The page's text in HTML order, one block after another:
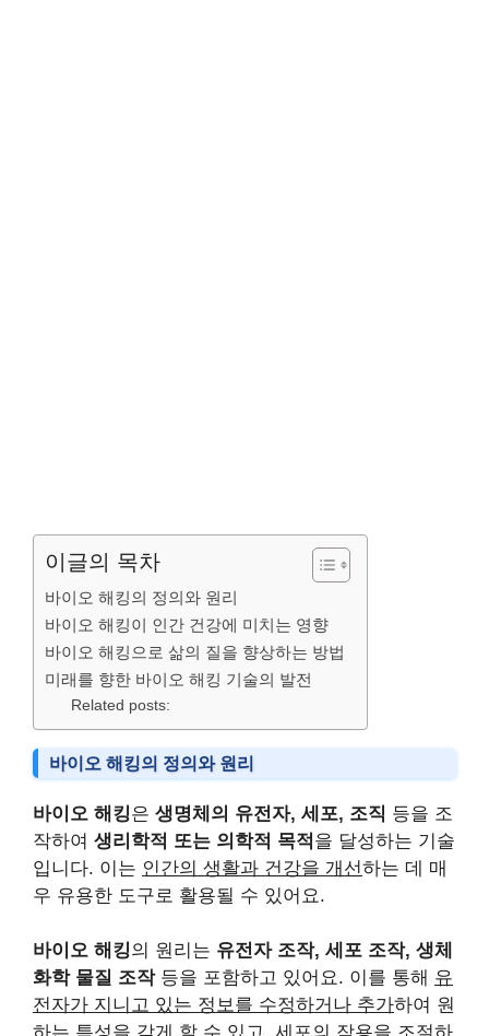
이글의 목차
바이오 해킹의 정의와 원리
바이오 해킹이 인간 건강에 미치는 영향
바이오 해킹으로 삶의 질을 향상하는 방법
미래를 향한 바이오 해킹 기술의 발전
Related posts:
바이오 해킹의 정의와 원리
바이오 해킹은 생명체의 유전자, 세포, 조직 등을 조
작하여 생리학적 또는 의학적 목적 을 달성하는 기술
입니다. 이는 인간의 생활과 건강을 개선하는 데 매
우 유용한 도구로 활용될 수 있어요.
바이오 해킹의 원리는 유전자 조작, 세포 조작, 생체
화학 물질 조작등을 포함하고 있어요. 이를 통해 유
전자가 지니고 있는 정보를 수정하거나 추가하여 원